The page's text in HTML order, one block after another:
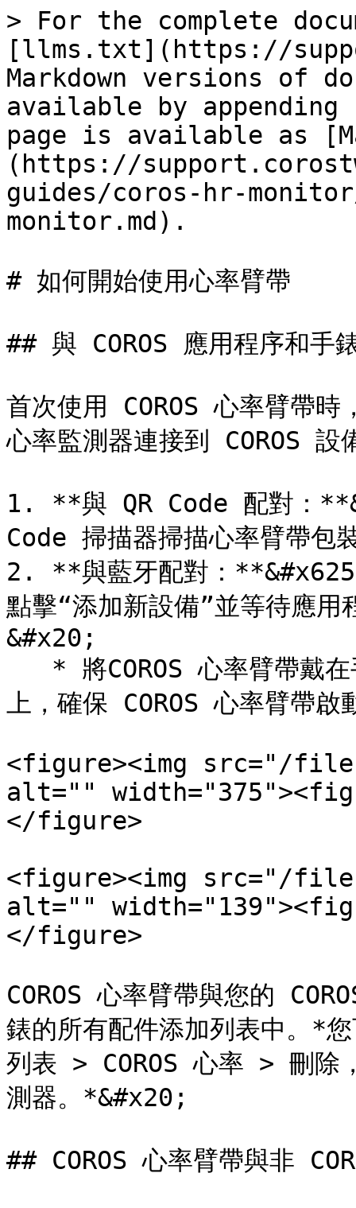
> For the complete
[llms.txt](https://
Markdown versions of
available by
page is available as
(https://
guides/coros-hr-
monitor.md).
# 如何開始使用心率臂帶
## 與 COROS 應用程序和手
首次使用 COROS 心率臂帶時
心率監測器連接到 COROS 設
1. **與 QR Code 配對：
Code 掃描器掃描心率臂帶包
2. **與藍牙配​​對：
點擊“添加新設備”並等待應用
&#x20;
上，確保 COROS 心率臂帶啟
<figure><img src="/files/
alt=""
</figure>
<figure><img src="/files/
alt=""
</figure>
COROS 心率臂帶與您的
錶的所有配件添加列表中。*
列表 > COROS 心率 > 刪除
測器。*&#x20;
## COROS 心率臂帶與非